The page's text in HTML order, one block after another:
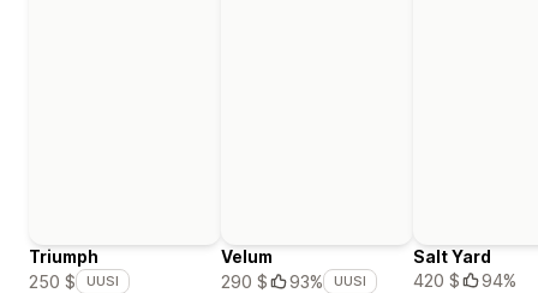
Triumph
250 $
UUSI
Velum
290 $
93% UUSI
Salt Yard
420 $
94%